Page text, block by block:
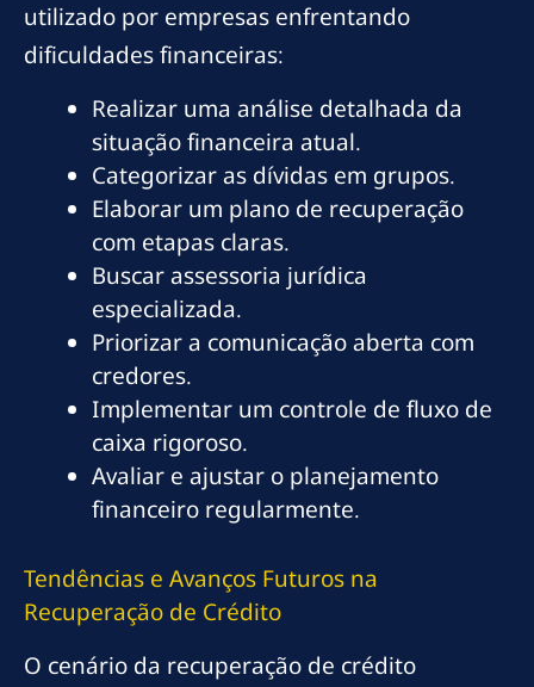
utilizado por empresas enfrentando
dificuldades financeiras:
Realizar uma análise detalhada da
situação financeira atual.
Categorizar as dívidas em grupos.
Elaborar um plano de recuperação
com etapas claras.
Buscar assessoria jurídica
especializada.
Priorizar a comunicação aberta com
credores.
Implementar um controle de fluxo de
caixa rigoroso.
Avaliar e ajustar o planejamento
financeiro regularmente.
Tendências e Avanços Futuros na
Recuperação de Crédito
O cenário da recuperação de crédito